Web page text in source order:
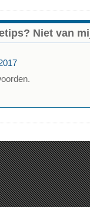
Niet van